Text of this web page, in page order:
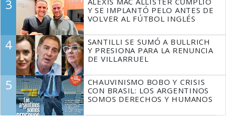
3
Y SE IMPLANTÓ PELO ANTES DE
VOLVER AL FÚTBOL INGLÉS
4
SANTILLI SE SUMÓ A BULLRICH
Y PRESIONA PARA LA RENUNCIA
DE VILLARRUEL
5
CHAUVINISMO BOBO Y CRISIS
CON BRASIL: LOS ARGENTINOS
SOMOS DERECHOS Y HUMANOS